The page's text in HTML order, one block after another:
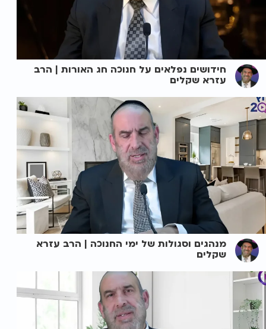
חידושים נפלאים על חנוכה חג האורות | הרב
עזרא שקלים
מנהגים וסגולות של ימי החנוכה | הרב עזרא
שקלים